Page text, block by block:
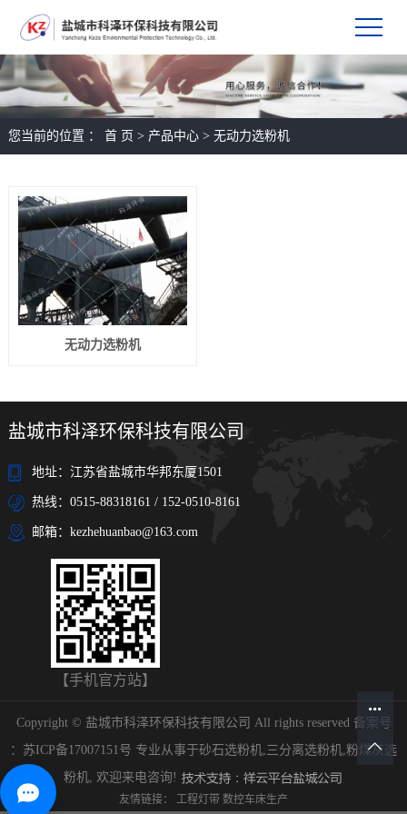
您当前的位置 ： 首 页 > 产品中心> 无动力选粉机
无动力选粉机
盐城市科泽环保科技有限公司
地址：江苏省盐城市华邦东厦1501
热线：0515-88318161 / 152-0510-8161
邮箱：kezhehuanbao@163.com
【手机官方站】
Copyright © 盐城市科泽环保科技有限公司 All rights reserved 备案号
： 苏ICP备17007151号 专业从事于砂石选粉机 三分离选粉机 粉煤灰选
粉机, 欢迎来电咨询!
友情链接： 工程灯带 数控车床生产